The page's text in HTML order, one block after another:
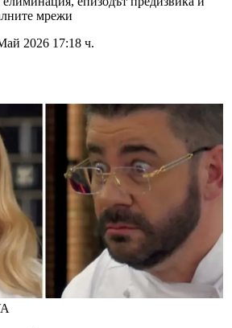
мрежи
2026 17:18 ч.